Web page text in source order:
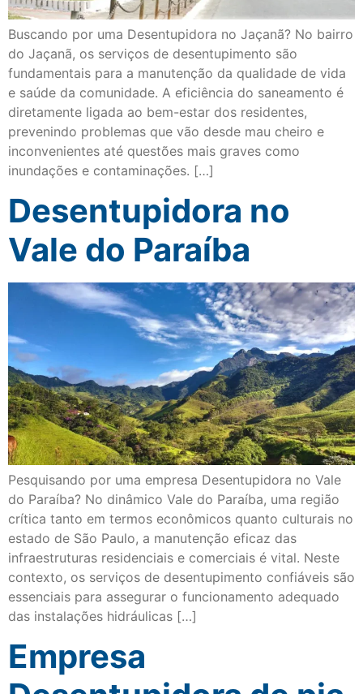
Buscando por uma Desentupidora no Jaçanã? No bairro
do Jaçanã, os serviços de desentupimento são
fundamentais para a manutenção da qualidade de vida
e saúde da comunidade. A eficiência do saneamento é
diretamente ligada ao bem-estar dos residentes,
prevenindo problemas que vão desde mau cheiro e
inconvenientes até questões mais graves como
inundações e contaminações. […]
Desentupidora no
Vale do Paraíba
Pesquisando por uma empresa Desentupidora no Vale
do Paraíba? No dinâmico Vale do Paraíba, uma região
crítica tanto em termos econômicos quanto culturais no
estado de São Paulo, a manutenção eficaz das
infraestruturas residenciais e comerciais é vital. Neste
contexto, os serviços de desentupimento confiáveis são
essenciais para assegurar o funcionamento adequado
das instalações hidráulicas […]
Empresa